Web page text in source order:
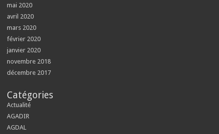
mai 2020
avril 2020
mars 2020
février 2020
janvier 2020
novembre 2018
décembre 2017
Catégories
Actualité
AGADIR
AGDAL